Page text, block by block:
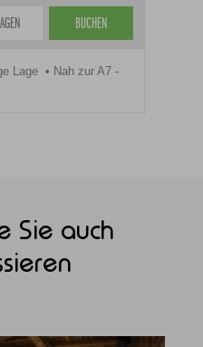
BUCHEN
Lage
Nah zur A7 -
Sie auch